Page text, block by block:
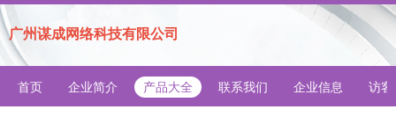
广州谋成网络科技有限公司
首页 企业简介 产品大全 联系我们 企业信息 访客